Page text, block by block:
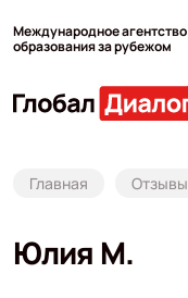
Международное агентство
образования за рубежом
Главная Отзывы
Юлия М.